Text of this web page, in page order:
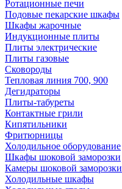
Ротационные печи
Подовые пекарские шкафы
Шкафы жарочные
Индукционные плиты
Плиты электрические
Плиты газовые
Сковороды
Тепловая линия 700, 900
Дегидраторы
Плиты-табуреты
Контактные грили
Кипятильники
Фритюрницы
Холодильное оборудование
Шкафы шоковой заморозки
Камеры шоковой заморозки
Холодильные шкафы